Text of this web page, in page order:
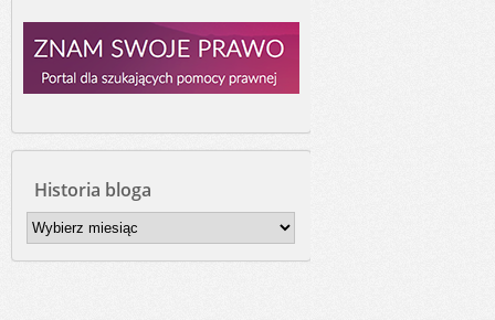
Historia bloga
Historia
bloga